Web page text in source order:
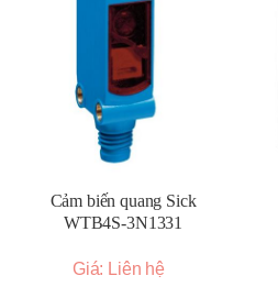
Cảm biến quang Sick
WTB4S-3N1331
Giá: Liên hệ